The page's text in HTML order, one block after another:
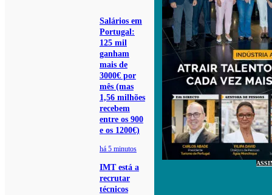
Salários em
Portugal:
125 mil
ganham
mais de
3000€ por
mês (mas
1,56 milhões
recebem
entre os 900
e os 1200€)
há 5 minutos
IMT está a
recrutar
técnicos